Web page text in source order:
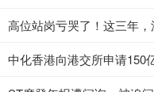
高位站岗亏哭了！这三年
中化香港向港交所申请150